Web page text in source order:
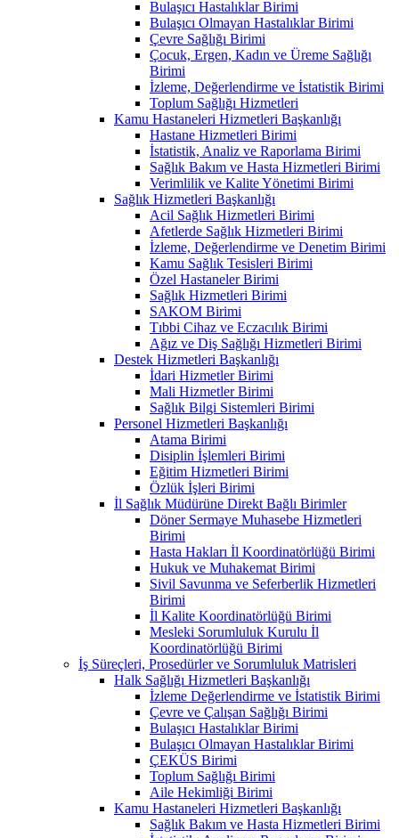
Bulaşıcı Hastalıklar Birimi
Bulaşıcı Olmayan Hastalıklar Birimi
Çevre Sağlığı Birimi
Çocuk, Ergen, Kadın ve Üreme Sağlığı
Birimi
İzleme, Değerlendirme ve İstatistik Birimi
Toplum Sağlığı Hizmetleri
Kamu Hastaneleri Hizmetleri Başkanlığı
Hastane Hizmetleri Birimi
İstatistik, Analiz ve Raporlama Birimi
Sağlık Bakım ve Hasta Hizmetleri Birimi
Verimlilik ve Kalite Yönetimi Birimi
Sağlık Hizmetleri Başkanlığı
Acil Sağlık Hizmetleri Birimi
Afetlerde Sağlık Hizmetleri Birimi
İzleme, Değerlendirme ve Denetim Birimi
Kamu Sağlık Tesisleri Birimi
Özel Hastaneler Birimi
Sağlık Hizmetleri Birimi
SAKOM Birimi
Tıbbi Cihaz ve Eczacılık Birimi
Ağız ve Diş Sağlığı Hizmetleri Birimi
Destek Hizmetleri Başkanlığı
İdari Hizmetler Birimi
Mali Hizmetler Birimi
Sağlık Bilgi Sistemleri Birimi
Personel Hizmetleri Başkanlığı
Atama Birimi
Disiplin İşlemleri Birimi
Eğitim Hizmetleri Birimi
Özlük İşleri Birimi
İl Sağlık Müdürüne Direkt Bağlı Birimler
Döner Sermaye Muhasebe Hizmetleri
Birimi
Hasta Hakları İl Koordinatörlüğü Birimi
Hukuk ve Muhakemat Birimi
Sivil Savunma ve Seferberlik Hizmetleri
Birimi
İl Kalite Koordinatörlüğü Birimi
Mesleki Sorumluluk Kurulu İl
Koordinatörlüğü Birimi
İş Süreçleri, Prosedürler ve Sorumluluk Matrisleri
Halk Sağlığı Hizmetleri Başkanlığı
İzleme Değerlendirme ve İstatistik Birimi
Çevre ve Çalışan Sağlığı Birimi
Bulaşıcı Hastalıklar Birimi
Bulaşıcı Olmayan Hastalıklar Birimi
ÇEKÜS Birimi
Toplum Sağlığı Birimi
Aile Hekimliği Birimi
Kamu Hastaneleri Hizmetleri Başkanlığı
Sağlık Bakım ve Hasta Hizmetleri Birimi